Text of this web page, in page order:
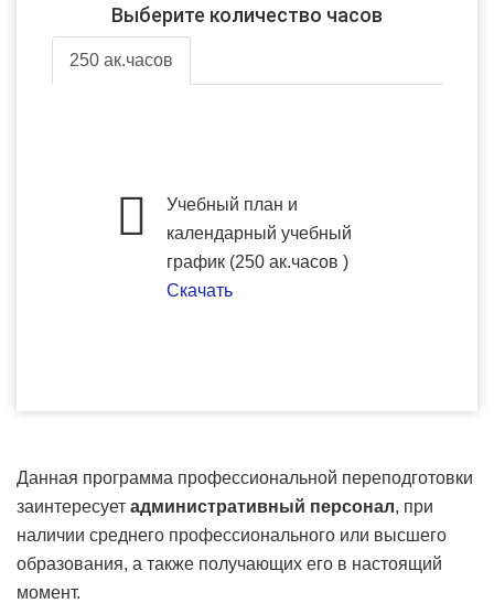
Выберите количество часов
250 ак.часов
Учебный план и
календарный учебный
график (250 ак.часов )
Скачать
Данная программа профессиональной переподготовки
заинтересует административный персонал, при
наличии среднего профессионального или высшего
образования, а также получающих его в настоящий
момент.